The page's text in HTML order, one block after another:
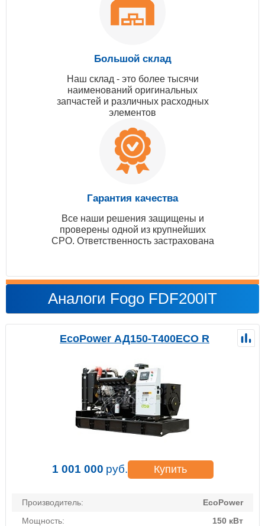
Большой склад
Наш склад - это более тысячи
наименований оригинальных
запчастей и различных расходных
элементов
Гарантия качества
Все наши решения защищены и
проверены одной из крупнейших
СРО. Ответственность застрахована
Аналоги Fogo FDF200IT
EcoPower АД150-T400ECO R
1 001 000 руб. Купить
Производитель:
EcoPower
Мощность:
150 кВт